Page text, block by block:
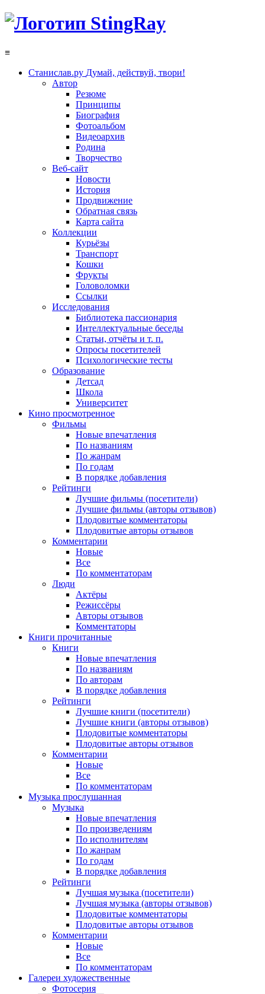
≡
Станислав.ру Думай, действуй, твори!
Автор
Резюме
Принципы
Биография
Фотоальбом
Видеоархив
Родина
Творчество
Веб-сайт
Новости
История
Продвижение
Обратная связь
Карта сайта
Коллекции
Курьёзы
Транспорт
Кошки
Фрукты
Головоломки
Ссылки
Исследования
Библиотека пассионария
Интеллектуальные беседы
Статьи, отчёты и т. п.
Опросы посетителей
Психологические тесты
Образование
Детсад
Школа
Университет
Кино просмотренное
Фильмы
Новые впечатления
По названиям
По жанрам
По годам
В порядке добавления
Рейтинги
Лучшие фильмы (посетители)
Лучшие фильмы (авторы отзывов)
Плодовитые комментаторы
Плодовитые авторы отзывов
Комментарии
Новые
Все
По комментаторам
Люди
Актёры
Режиссёры
Авторы отзывов
Комментаторы
Книги прочитанные
Книги
Новые впечатления
По названиям
По авторам
В порядке добавления
Рейтинги
Лучшие книги (посетители)
Лучшие книги (авторы отзывов)
Плодовитые комментаторы
Плодовитые авторы отзывов
Комментарии
Новые
Все
По комментаторам
Музыка прослушанная
Музыка
Новые впечатления
По произведениям
По исполнителям
По жанрам
По годам
В порядке добавления
Рейтинги
Лучшая музыка (посетители)
Лучшая музыка (авторы отзывов)
Плодовитые комментаторы
Плодовитые авторы отзывов
Комментарии
Новые
Все
По комментаторам
Галереи художественные
Фотосерия